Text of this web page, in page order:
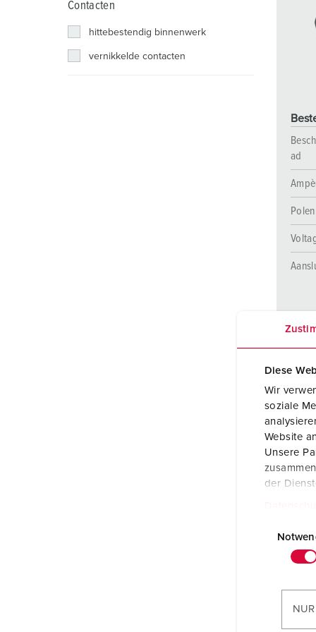
Diese
Wir
soziale
Website
Unsere
der
Contactdooscombinaties
X-CONTACT®
Tunnels en stations
Industriële toepassingen
SCHUKO®
Veiligheidsspanning
Locaties
Contacten
hittebestendig binnenwerk
vernikkelde contacten
ad
Polen